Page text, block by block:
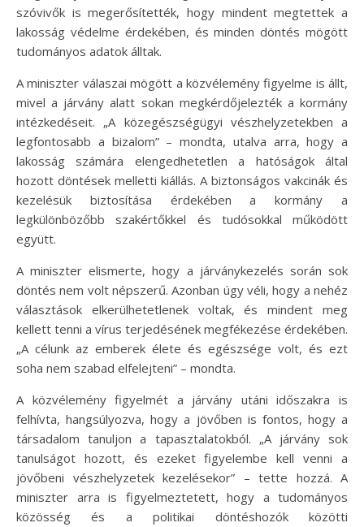
szóvivők is megerősítették, hogy mindent megtettek a
lakosság védelme érdekében, és minden döntés mögött
tudományos adatok álltak.
A miniszter válaszai mögött a közvélemény figyelme is állt,
mivel a járvány alatt sokan megkérdőjelezték a kormány
intézkedéseit. „A közegészségügyi vészhelyzetekben a
legfontosabb a bizalom” – mondta, utalva arra, hogy a
lakosság számára elengedhetetlen a hatóságok által
hozott döntések melletti kiállás. A biztonságos vakcinák és
kezelésük biztosítása érdekében a kormány a
legkülönbözőbb szakértőkkel és tudósokkal működött
együtt.
A miniszter elismerte, hogy a járványkezelés során sok
döntés nem volt népszerű. Azonban úgy véli, hogy a nehéz
választások elkerülhetetlenek voltak, és mindent meg
kellett tenni a vírus terjedésének megfékezése érdekében.
„A célunk az emberek élete és egészsége volt, és ezt
soha nem szabad elfelejteni” – mondta.
A közvélemény figyelmét a járvány utáni időszakra is
felhívta, hangsúlyozva, hogy a jövőben is fontos, hogy a
társadalom tanuljon a tapasztalatokból. „A járvány sok
tanulságot hozott, és ezeket figyelembe kell venni a
jövőbeni vészhelyzetek kezelésekor” – tette hozzá. A
miniszter arra is figyelmeztetett, hogy a tudományos
közösség és a politikai döntéshozók közötti